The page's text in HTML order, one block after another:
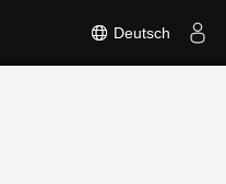
Deutsch